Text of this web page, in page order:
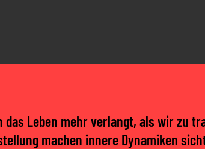
Leben mehr verlangt, als wir zu
machen innere Dynamiken